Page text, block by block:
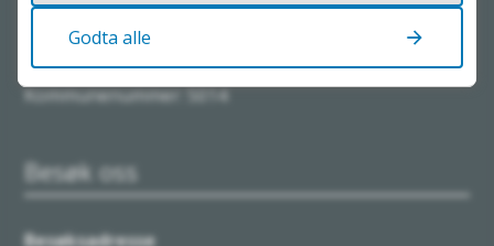
Organisasjonsnummer: 964982597
Kontonummer: 4224 06 21511
Kommunenummer: 5014
Besøk oss
Besøksadresse
Godta alle